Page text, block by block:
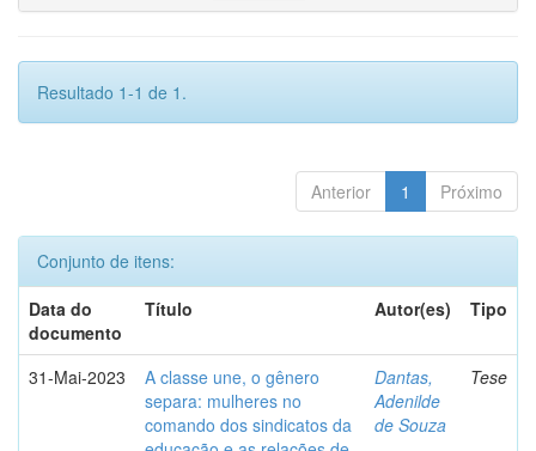
Resultado 1-1 de 1.
Anterior 1 Próximo
Conjunto de itens:
Data do
documento
Título Autor(es) Tipo
31-Mai-2023
A classe une, o gênero
separa: mulheres no
comando dos sindicatos da
Dantas,
Adenilde
de Souza
Tese